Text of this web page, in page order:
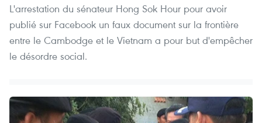
L'arrestation du sénateur Hong Sok Hour pour avoir
publié sur Facebook un faux document sur la frontière
entre le Cambodge et le Vietnam a pour but d'empêcher
le désordre social.